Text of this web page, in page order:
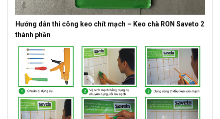
Hướng dẫn thi công keo chít mạch – Keo chà RON Saveto 2
thành phần